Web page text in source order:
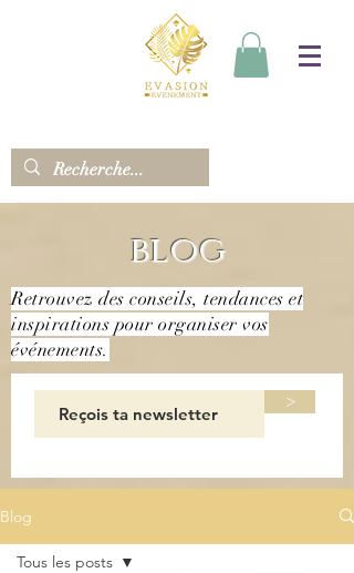
blog
Retrouvez des conseils, tendances et
inspirations pour organiser vos
événements.
>
Blog
Tous les posts